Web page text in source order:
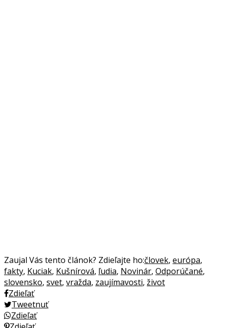
Zaujal Vás tento článok? Zdieľajte ho:človek, európa,
fakty, Kuciak, Kušnírová, ľudia, Novinár, Odporúčané,
slovensko, svet, vražda, zaujímavosti, život
Zdieľať
Tweetnuť
Zdieľať